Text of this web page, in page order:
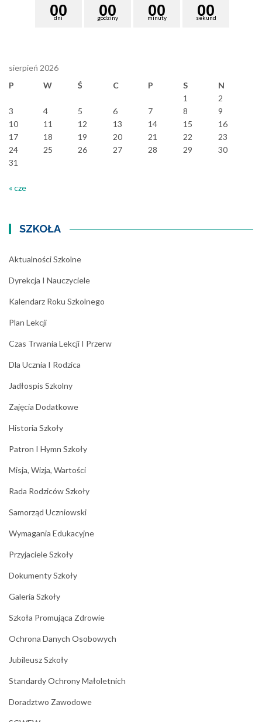
dni
00 godziny
00 minuty
00 sekund
00
sierpień 2026
P
W Ś C P S
N
1
2
3
4 5 6 7 8
9
10
11 12 13 14 15
16
17
18 19 20 21 22
23
24
25 26 27 28 29
30
31
« cze
SZKOŁA
Aktualności Szkolne
Dyrekcja I Nauczyciele
Kalendarz Roku Szkolnego
Plan Lekcji
Czas Trwania Lekcji I Przerw
Dla Ucznia I Rodzica
Jadłospis Szkolny
Zajęcia Dodatkowe
Historia Szkoły
Patron I Hymn Szkoły
Misja, Wizja, Wartości
Rada Rodziców Szkoły
Samorząd Uczniowski
Wymagania Edukacyjne
Przyjaciele Szkoły
Dokumenty Szkoły
Galeria Szkoły
Szkoła Promująca Zdrowie
Ochrona Danych Osobowych
Jubileusz Szkoły
Standardy Ochrony Małoletnich
Doradztwo Zawodowe